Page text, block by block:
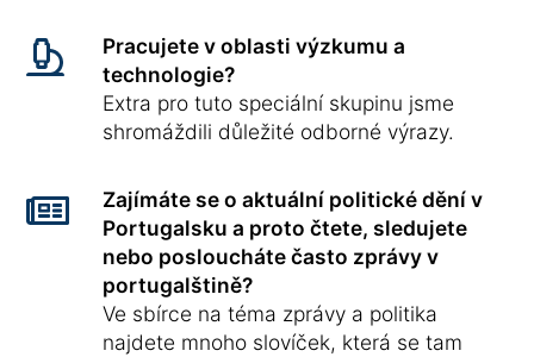
Pracujete v oblasti výzkumu a
technologie?
Extra pro tuto speciální skupinu jsme
shromáždili důležité odborné výrazy.
Zajímáte se o aktuální politické dění v
Portugalsku a proto čtete, sledujete
nebo posloucháte často zprávy v
portugalštině?
Ve sbírce na téma zprávy a politika
najdete mnoho slovíček, která se tam